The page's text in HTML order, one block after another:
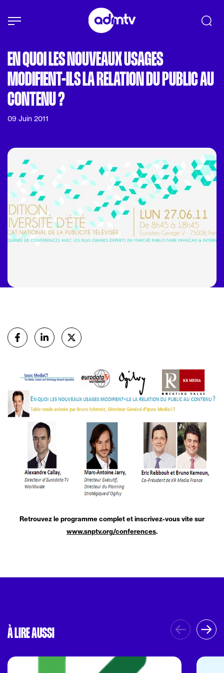
Aller au contenu principal
EN QUOI LES NOUVEAUX USAGES
MODIFIENT-ILS LA RELATION DU PUBLIC AU
CONTENU ?
09 Juin 2011
Partager
sur Facebook
sur Linkedinsur X (Twitter)
Retrouvez le programme complet et inscrivez-vous vite sur
www.snptv.org/conferences.
À LIRE AUSSI
Panneau de gestion des cookies